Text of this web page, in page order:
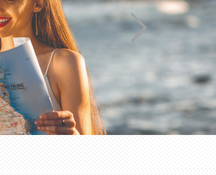
Business English indywidualnie, w